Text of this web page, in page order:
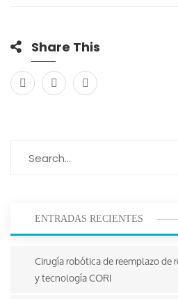
Share This
ENTRADAS RECIENTES
Cirugía robótica de reemplazo de
y tecnología CORI